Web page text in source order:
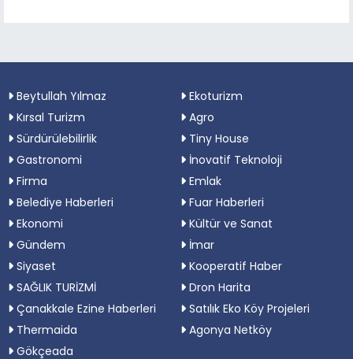
Beytullah Yılmaz
Ekoturizm
Kırsal Turizm
Agro
Sürdürülebilirlik
Tiny House
Gastronomi
İnovatif Teknoloji
Firma
Emlak
Belediye Haberleri
Fuar Haberleri
Ekonomi
Kültür ve Sanat
Gündem
İmar
Siyaset
Kooperatif Haber
SAĞLIK TURİZMİ
Dron Harita
Çanakkale Ezine Haberleri
Satılık Eko Köy Projeleri
Thermaida
Agonya Netköy
Gökçeada